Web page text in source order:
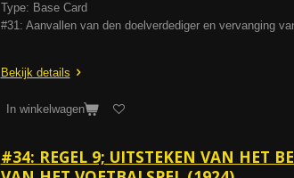
Type: Base Card
#31: Aanvallen van den doelverdediger en vervanging
Bekijk details
In winkelwagen
#34: REGEL 9; UITSTEKEN VAN HET